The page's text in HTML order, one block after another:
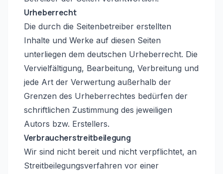
Urheberrecht
Die durch die Seitenbetreiber erstellten
Inhalte und Werke auf diesen Seiten
unterliegen dem deutschen Urheberrecht. Die
Vervielfältigung, Bearbeitung, Verbreitung und
jede Art der Verwertung außerhalb der
Grenzen des Urheberrechtes bedürfen der
schriftlichen Zustimmung des jeweiligen
Autors bzw. Erstellers.
Verbraucherstreitbeilegung
Wir sind nicht bereit und nicht verpflichtet, an
Streitbeilegungsverfahren vor einer